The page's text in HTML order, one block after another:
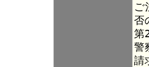
ご
否
第
警
請